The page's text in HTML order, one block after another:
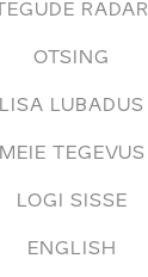
TEGUDE RADAR
OTSING
LISA LUBADUS
MEIE TEGEVUS
LOGI SISSE
ENGLISH